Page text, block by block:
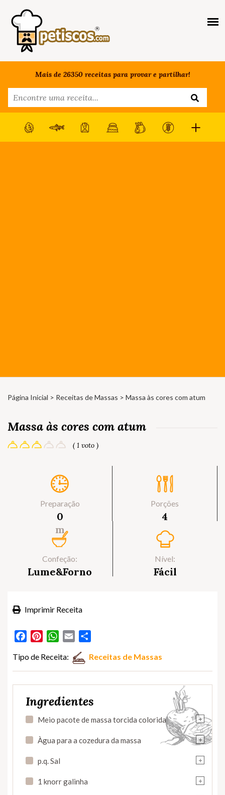
Mais de 26350 receitas para provar e partilhar!
Página Inicial > Receitas de Massas > Massa às cores com atum
Massa às cores com atum
( 1 voto )
Preparação
0
m
Porções
4
Confeção:
Lume&Forno
Nível:
Fácil
Imprimir Receita
FacebookPinterestWhatsApp
Email
Tipo de Receita: Receitas de Massas
Ingredientes
+
Meio pacote de massa torcida colorida
+
Àgua para a cozedura da massa
+
p.q. Sal
+
1 knorr galinha